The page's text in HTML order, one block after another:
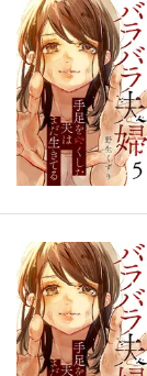
ポイント
ポイント